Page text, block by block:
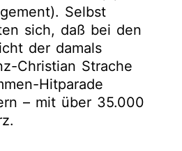
Selbst
sich, daß bei den
der damals
Christian Strache
Hitparade
– mit über 35.000